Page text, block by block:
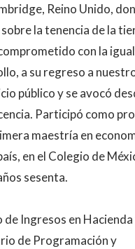
Reino Unido,
la tenencia de la
con la
a su regreso a
público y se avocó
Participó como
maestría en
en el Colegio de
sesenta.
Ingresos en Hacienda
de Programación y